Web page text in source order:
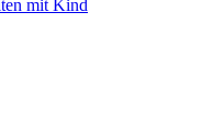
mit Kind